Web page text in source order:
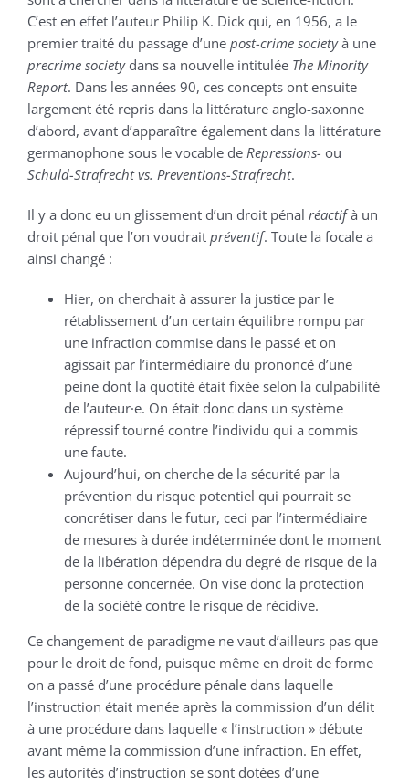
C’est en effet l’auteur Philip K. Dick qui, en 1956, a le
premier traité du passage d’une post-crime societyà une
precrime societydans sa nouvelle intitulée The Minority
Report. Dans les années 90, ces concepts ont ensuite
largement été repris dans la littérature anglo-saxonne
d’abord, avant d’apparaître également dans la littérature
germanophone sous le vocable de Repressions- ou
Schuld-Strafrecht vs. Preventions-Strafrecht.
Il y a donc eu un glissement d’un droit pénal réactifà un
droit pénal que l’on voudrait préventif. Toute la focale a
ainsi changé :
Hier, on cherchait à assurer la justice par le
rétablissement d’un certain équilibre rompu par
une infraction commise dans le passé et on
agissait par l’intermédiaire du prononcé d’une
peine dont la quotité était fixée selon la culpabilité
de l’auteur·e. On était donc dans un système
répressif tourné contre l’individu qui a commis
une faute.
Aujourd’hui, on cherche de la sécurité par la
prévention du risque potentiel qui pourrait se
concrétiser dans le futur, ceci par l’intermédiaire
de mesures à durée indéterminée dont le moment
de la libération dépendra du degré de risque de la
personne concernée. On vise donc la protection
de la société contre le risque de récidive.
Ce changement de paradigme ne vaut d’ailleurs pas que
pour le droit de fond, puisque même en droit de forme
on a passé d’une procédure pénale dans laquelle
l’instruction était menée après la commission d’un délit
à une procédure dans laquelle « l’instruction » débute
avant même la commission d’une infraction. En effet,
les autorités d’instruction se sont dotées d’une